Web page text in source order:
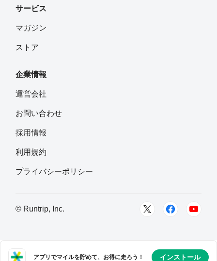
サービス
マガジン
ストア
企業情報
運営会社
お問い合わせ
採用情報
利用規約
プライバシーポリシー
© Runtrip, Inc.
アプリでマイルを貯めて、お得に走ろう！ インストール